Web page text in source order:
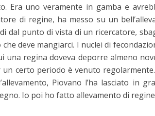
Era uno veramente in gamba e
di regine, ha messo su un
dal punto di vista di un ricercatore,
deve mangiarci. I nuclei di
una regina doveva deporre almeno
certo periodo è venuto
Piovano l’ha lasciato in
Io poi ho fatto allevamento di